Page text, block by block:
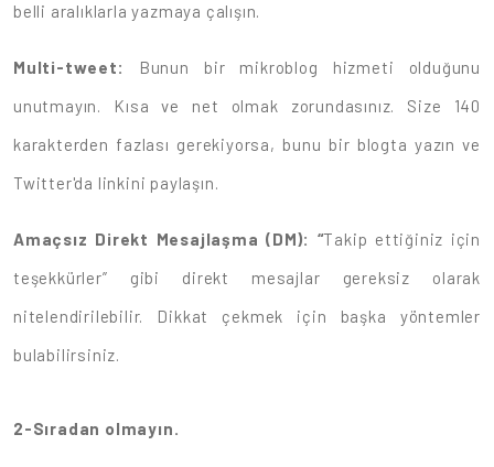
belli aralıklarla yazmaya çalışın.
Multi-tweet:
Bunun bir mikroblog hizmeti olduğunu
unutmayın. Kısa ve net olmak zorundasınız. Size 140
karakterden fazlası gerekiyorsa, bunu bir blogta yazın ve
Twitter'da linkini paylaşın.
Amaçsız Direkt Mesajlaşma (DM): “Takip ettiğiniz için
teşekkürler” gibi direkt mesajlar gereksiz olarak
nitelendirilebilir. Dikkat çekmek için başka yöntemler
bulabilirsiniz.
2-Sıradan olmayın.